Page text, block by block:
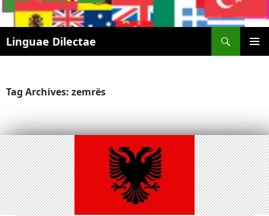
Linguae Dilectae
SKIP
Tag Archives: zemrës